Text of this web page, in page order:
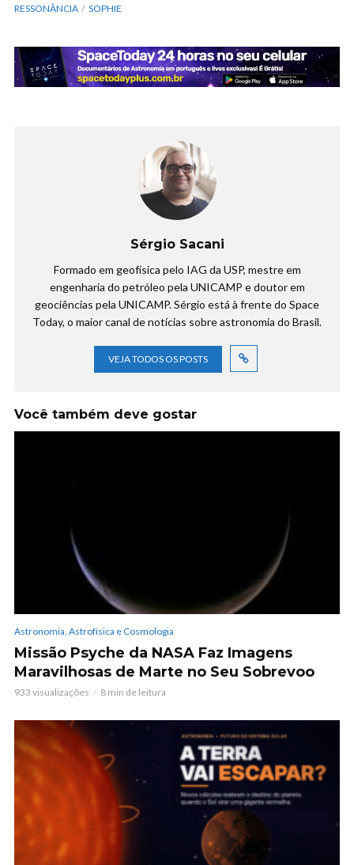
RESSONÂNCIA SOPHIE
Sérgio Sacani
Formado em geofísica pelo IAG da USP, mestre em
engenharia do petróleo pela UNICAMP e doutor em
geociências pela UNICAMP. Sérgio está à frente do Space
Today, o maior canal de notícias sobre astronomia do Brasil.
VEJA TODOS OS POSTS
Você também deve gostar
Astronomia, Astrofísica e Cosmologia
Missão Psyche da NASA Faz Imagens
Maravilhosas de Marte no Seu Sobrevoo
933 visualizações 8 min de leitura